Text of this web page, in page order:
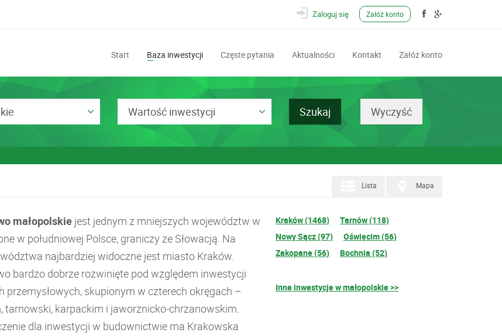
Zaloguj się Załóż konto
Start Baza inwestycji Częste pytania Aktualności Kontakt Załóż konto
Wartość inwestycji
Mapa
Lista
małopolskie jest jednym z mniejszych województw w
w południowej Polsce, graniczy ze Słowacją. Na
najbardziej widoczne jest miasto Kraków.
bardzo dobrze rozwinięte pod względem inwestycji
przemysłowych, skupionym w czterech okręgach –
tarnowski, karpackim i jaworznicko-chrzanowskim.
dla inwestycji w budownictwie ma Krakowska
Kraków (1468)
Tarnów (118)
Nowy Sącz (97)
Oświęcim (56)
Zakopane (56)
Bochnia (52)
Inne inwestycje w małopolskie >>